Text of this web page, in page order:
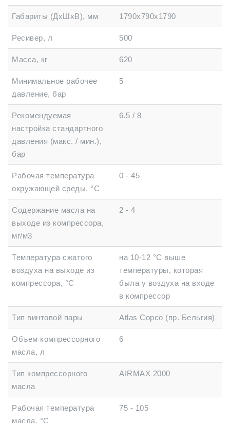
Габариты (ДхШхВ), мм 1790x790x1790
Ресивер, л 500
Масса, кг 620
Минимальное рабочее
давление, бар
5
Рекомендуемая
настройка стандартного
давления (макс. / мин.),
бар
6.5 / 8
Рабочая температура
окружающей среды, °C
0 - 45
Содержание масла на
выходе из компрессора,
мг/м3
2 - 4
Температура сжатого
воздуха на выходе из
компрессора, °C
на 10-12 °C выше
температуры, которая
была у воздуха на входе
в компрессор
Тип винтовой пары Atlas Copco (пр. Бельгия)
Объем компрессорного
масла, л
6
Тип компрессорного
масла
AIRMAX 2000
Рабочая температура
масла, °C
75 - 105